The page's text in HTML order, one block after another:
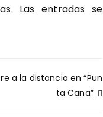
Las entradas se
a la distancia en “Pun
ta Cana”